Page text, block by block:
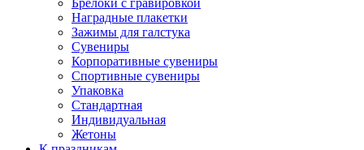
Брелоки с гравировкой
Наградные плакетки
Зажимы для галстука
Сувениры
Корпоративные сувениры
Спортивные сувениры
Упаковка
Стандартная
Индивидуальная
Жетоны